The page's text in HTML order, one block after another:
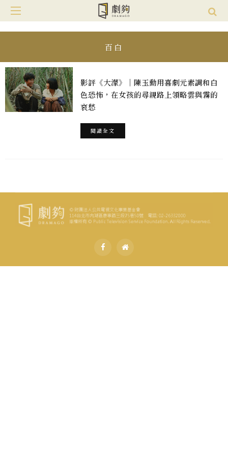
百白
影評《大濛》｜陳玉勳用喜劇元素調和白
色恐怖，在女孩的尋親路上領略雲與霧的
哀愁
閱讀全文